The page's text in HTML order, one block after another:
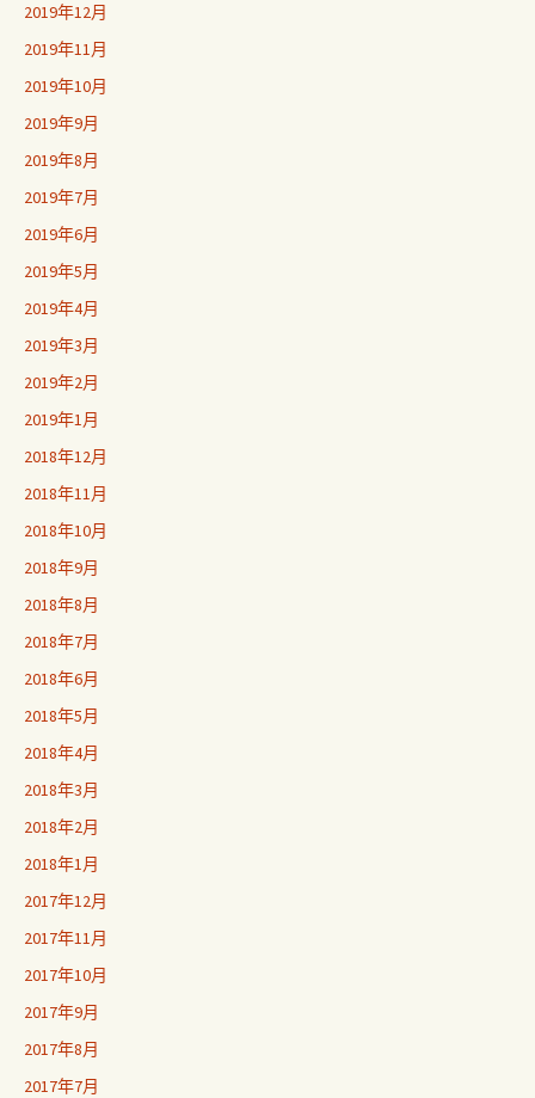
2019年12月
2019年11月
2019年10月
2019年9月
2019年8月
2019年7月
2019年6月
2019年5月
2019年4月
2019年3月
2019年2月
2019年1月
2018年12月
2018年11月
2018年10月
2018年9月
2018年8月
2018年7月
2018年6月
2018年5月
2018年4月
2018年3月
2018年2月
2018年1月
2017年12月
2017年11月
2017年10月
2017年9月
2017年8月
2017年7月